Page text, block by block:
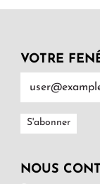
VOTRE
NOUS